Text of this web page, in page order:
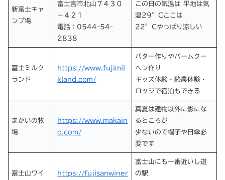
新富士キャ
ンプ場
富士宮市北山７４３０
−４２１
電話：0544-54-
2838
この日の気温は 平地は気
温29°Cここは
22°Cやっぱり涼しい
富士ミルク
ランド
https://www.fujimil
kland.com/
バター作りやバームクー
ヘン作り
キッズ体験・酪農体験・
ロッジで宿泊もできる
まかいの牧
場
https://www.makain
o.com/
真夏は建物以外に影にな
るところが
少ないので帽子や日傘必
要です
富士山ワイ
https://fujisanwiner
富士山にも一番近いし道
の駅